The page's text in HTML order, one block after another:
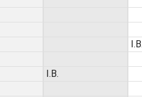
I.B.
I.B.